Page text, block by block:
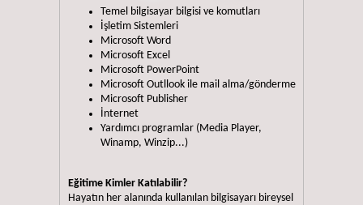
Temel bilgisayar bilgisi ve komutları
İşletim Sistemleri
Microsoft Word
Microsoft Excel
Microsoft PowerPoint
Microsoft Outllook ile mail alma/gönderme
Microsoft Publisher
İnternet
Yardımcı programlar (Media Player,
Winamp, Winzip...)
Eğitime Kimler Katılabilir?
Hayatın her alanında kullanılan bilgisayarı bireysel